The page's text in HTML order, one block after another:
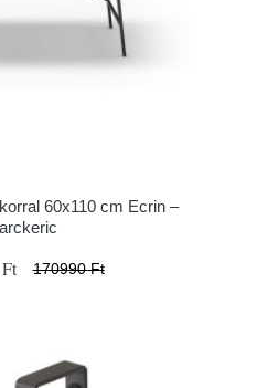
60x110 cm Ecrin –
170990 Ft